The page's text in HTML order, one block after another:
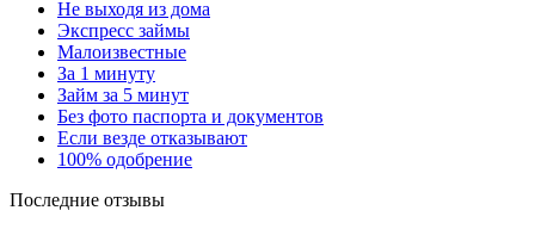
Не выходя из дома
Экспресс займы
Малоизвестные
За 1 минуту
Займ за 5 минут
Без фото паспорта и документов
Если везде отказывают
100% одобрение
Последние отзывы